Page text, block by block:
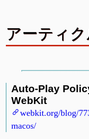
アーティ
Auto-Play
WebKit
webkit.org/blog/
macos/